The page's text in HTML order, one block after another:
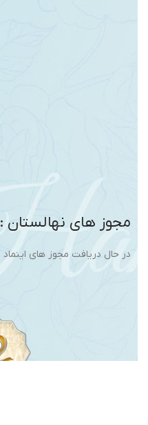
مجوز های نهالستان :
در حال دریافت مجوز های اینماد